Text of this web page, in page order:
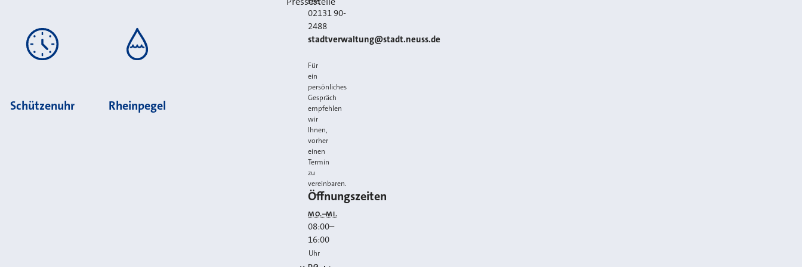
Schützenuhr Rheinpegel
02131 90-
2488
E-MAIL
stadtverwaltung@stadt.neuss.de
Für
ein
persönliches
Gespräch
empfehlen
wir
Ihnen,
vorher
einen
Termin
zu
vereinbaren.
Öffnungszeiten
MO.–MI.
08:00–
16:00
Uhr